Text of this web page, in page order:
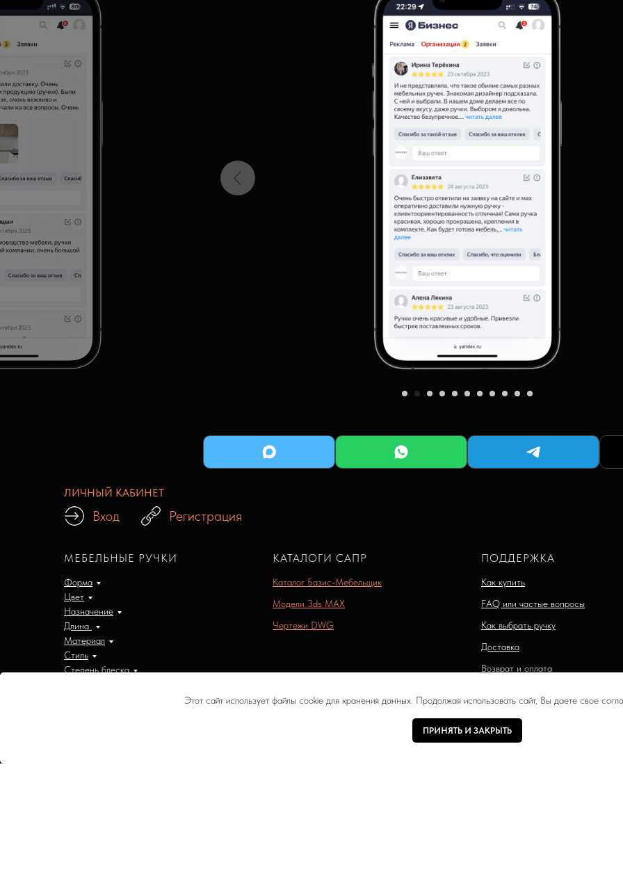
ЛИЧНЫЙ КАБИНЕТ
Вход Регистрация
МЕБЕЛЬНЫЕ РУЧКИ
Форма
Цвет
Назначение
Длина
Материал
Стиль
Степень блеска
КАТАЛОГИ САПР
Каталог Базис-Мебельщик
Модели 3ds MAX
Чертежи DWG
ПОДДЕРЖКА
Как купить
FAQ или частые вопросы
Как выбрать ручку
Доставка
Возврат и оплата
Информация на данном сайте носит справочный характер и не является публичной офертой, определяемой положениями
Этот сайт использует файлы cookie для хранения данных. Продолжая использовать сайт, Вы даете свое
ПРИНЯТЬ И ЗАКРЫТЬ